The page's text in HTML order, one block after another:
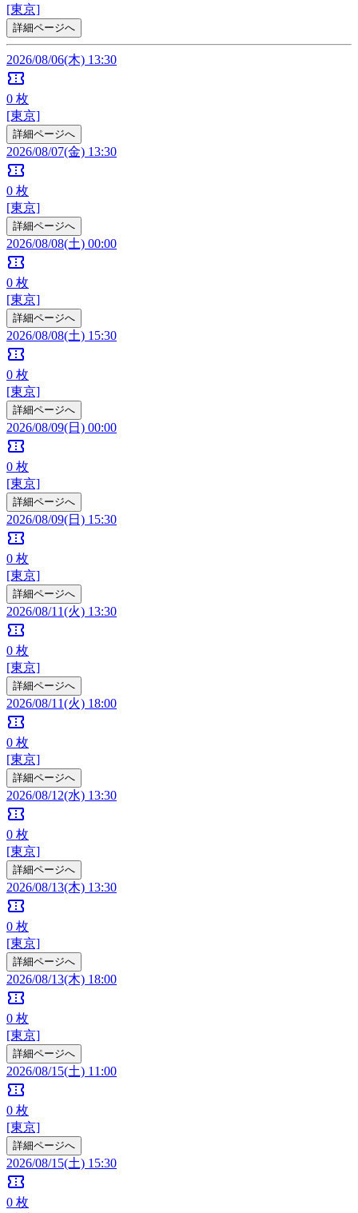
[東京]
詳細ページへ
2026/08/06(木) 13:30
confirmation_number
0 枚
[東京]
詳細ページへ
2026/08/07(金) 13:30
confirmation_number
0 枚
[東京]
詳細ページへ
2026/08/08(土) 00:00
confirmation_number
0 枚
[東京]
詳細ページへ
2026/08/08(土) 15:30
confirmation_number
0 枚
[東京]
詳細ページへ
2026/08/09(日) 00:00
confirmation_number
0 枚
[東京]
詳細ページへ
2026/08/09(日) 15:30
confirmation_number
0 枚
[東京]
詳細ページへ
2026/08/11(火) 13:30
confirmation_number
0 枚
[東京]
詳細ページへ
2026/08/11(火) 18:00
confirmation_number
0 枚
[東京]
詳細ページへ
2026/08/12(水) 13:30
confirmation_number
0 枚
[東京]
詳細ページへ
2026/08/13(木) 13:30
confirmation_number
0 枚
[東京]
詳細ページへ
2026/08/13(木) 18:00
confirmation_number
0 枚
[東京]
詳細ページへ
2026/08/15(土) 11:00
confirmation_number
0 枚
[東京]
詳細ページへ
2026/08/15(土) 15:30
confirmation_number
0 枚